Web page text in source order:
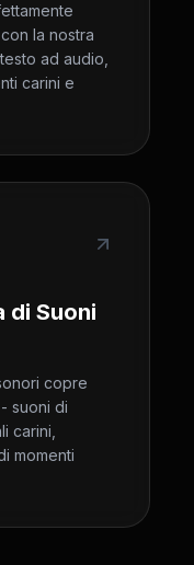
la nostra
ad audio,
carini e
di Suoni
copre
suoni di
carini,
momenti